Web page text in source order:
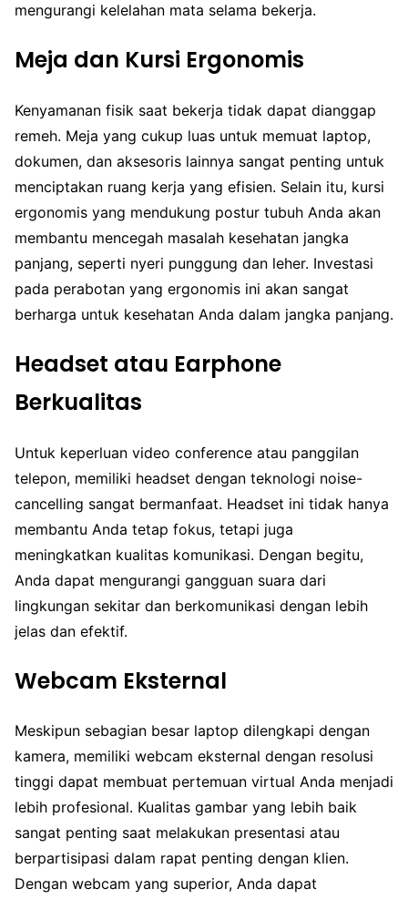
mengurangi kelelahan mata selama bekerja.
Meja dan Kursi Ergonomis
Kenyamanan fisik saat bekerja tidak dapat dianggap
remeh. Meja yang cukup luas untuk memuat laptop,
dokumen, dan aksesoris lainnya sangat penting untuk
menciptakan ruang kerja yang efisien. Selain itu, kursi
ergonomis yang mendukung postur tubuh Anda akan
membantu mencegah masalah kesehatan jangka
panjang, seperti nyeri punggung dan leher. Investasi
pada perabotan yang ergonomis ini akan sangat
berharga untuk kesehatan Anda dalam jangka panjang.
Headset atau Earphone
Berkualitas
Untuk keperluan video conference atau panggilan
telepon, memiliki headset dengan teknologi noise-
cancelling sangat bermanfaat. Headset ini tidak hanya
membantu Anda tetap fokus, tetapi juga
meningkatkan kualitas komunikasi. Dengan begitu,
Anda dapat mengurangi gangguan suara dari
lingkungan sekitar dan berkomunikasi dengan lebih
jelas dan efektif.
Webcam Eksternal
Meskipun sebagian besar laptop dilengkapi dengan
kamera, memiliki webcam eksternal dengan resolusi
tinggi dapat membuat pertemuan virtual Anda menjadi
lebih profesional. Kualitas gambar yang lebih baik
sangat penting saat melakukan presentasi atau
berpartisipasi dalam rapat penting dengan klien.
Dengan webcam yang superior, Anda dapat